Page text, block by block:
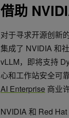
借助
对于寻求开源创新
集成了 NVIDIA 和
vLLM，即将支持
心和工作站安全可
AI Enterprise 商业
NVIDIA 和 Red